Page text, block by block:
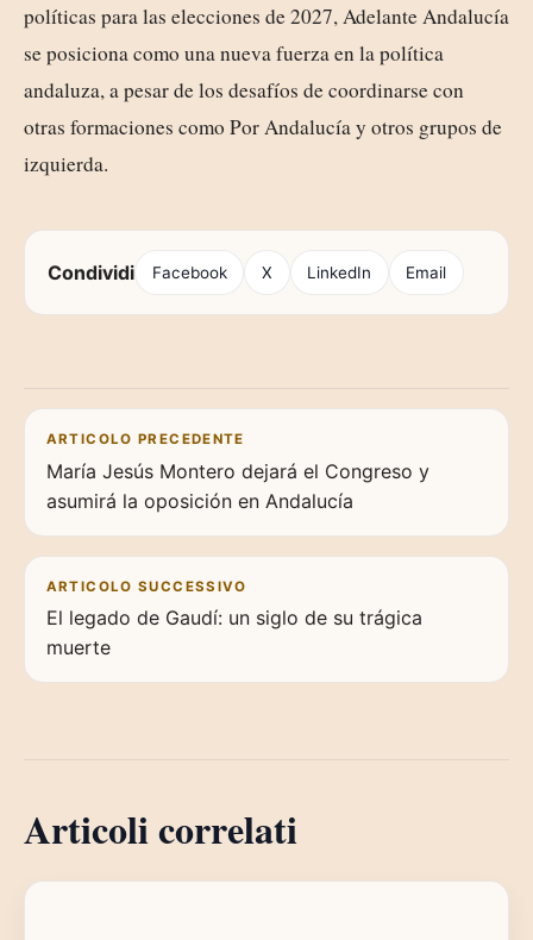
políticas para las elecciones de 2027, Adelante Andalucía
se posiciona como una nueva fuerza en la política
andaluza, a pesar de los desafíos de coordinarse con
otras formaciones como Por Andalucía y otros grupos de
izquierda.
Condividi Facebook X LinkedIn Email
Navigazione articoli
ARTICOLO PRECEDENTE
María Jesús Montero dejará el Congreso y
asumirá la oposición en Andalucía
ARTICOLO SUCCESSIVO
El legado de Gaudí: un siglo de su trágica
muerte
Articoli correlati